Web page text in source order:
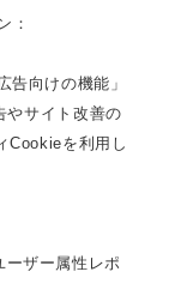
：
告向けの機能」
やサイト改善の
Cookieを利用し
ザー属性レポ